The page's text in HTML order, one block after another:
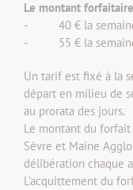
Le montant
- 40 € la semaine
- 55 € la semaine
Un tarif est fixé à la
départ en milieu de
au prorata des jours.
Le montant du
Sèvre et Maine
délibération chaque
L’acquittement du